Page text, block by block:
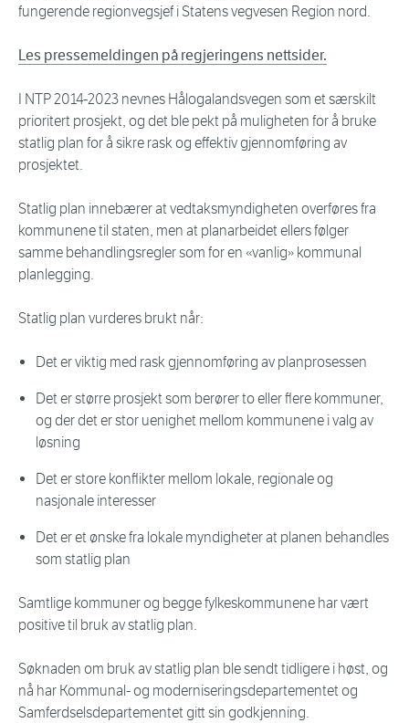
fungerende regionvegsjef i Statens vegvesen Region nord.
Les pressemeldingen på regjeringens nettsider.
I NTP 2014-2023 nevnes Hålogalandsvegen som et særskilt
prioritert prosjekt, og det ble pekt på muligheten for å bruke
statlig plan for å sikre rask og effektiv gjennomføring av
prosjektet.
Statlig plan innebærer at vedtaksmyndigheten overføres fra
kommunene til staten, men at planarbeidet ellers følger
samme behandlingsregler som for en «vanlig» kommunal
planlegging.
Statlig plan vurderes brukt når:
Det er viktig med rask gjennomføring av planprosessen
Det er større prosjekt som berører to eller flere kommuner,
og der det er stor uenighet mellom kommunene i valg av
løsning
Det er store konflikter mellom lokale, regionale og
nasjonale interesser
Det er et ønske fra lokale myndigheter at planen behandles
som statlig plan
Samtlige kommuner og begge fylkeskommunene har vært
positive til bruk av statlig plan.
Søknaden om bruk av statlig plan ble sendt tidligere i høst, og
nå har Kommunal- og moderniseringsdepartementet og
Samferdselsdepartementet gitt sin godkjenning.